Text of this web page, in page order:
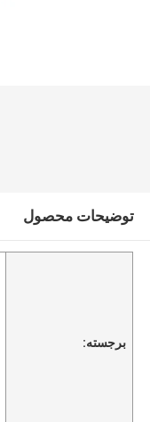
توضیحات محصول
برجسته: